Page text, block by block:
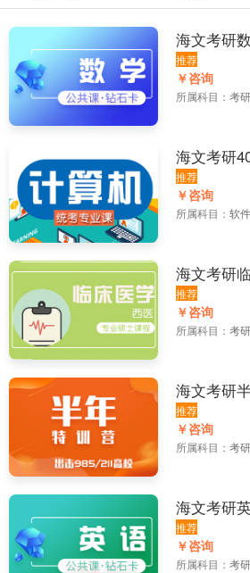
海文考研
程
推荐
￥咨询
所属科目： 考
海文考研
程
推荐
￥咨询
所属科目： 软
海文考研
培训课程
推荐
￥咨询
所属科目： 考研
海文考研
推荐
￥咨询
所属科目： 考研
海文考研
程
推荐
￥咨询
所属科目： 考